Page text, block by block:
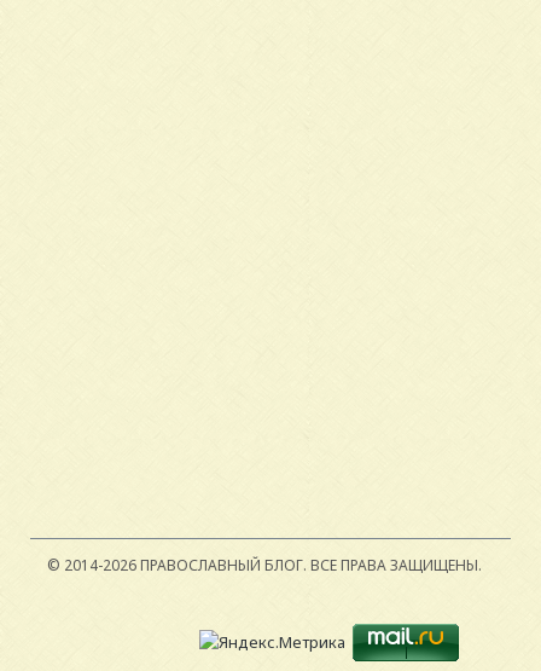
© 2014-2026 ПРАВОСЛАВНЫЙ БЛОГ. ВСЕ ПРАВА ЗАЩИЩЕНЫ.